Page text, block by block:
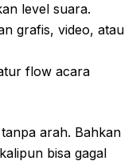
level suara.
grafis, video, atau
flow acara
arah. Bahkan
bisa gagal